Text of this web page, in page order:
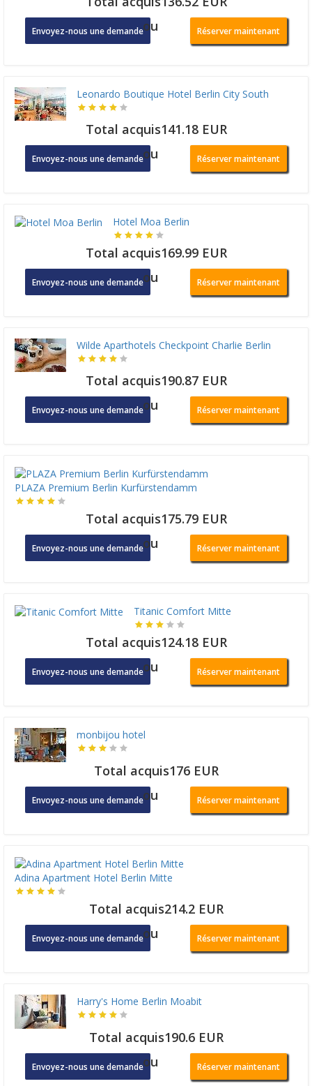
Envoyez-nous une demandeou Réserver maintenant
Leonardo Boutique Hotel Berlin City South
Total acquis141.18 EUR
Envoyez-nous une demandeou Réserver maintenant
Hotel Moa Berlin
Total acquis169.99 EUR
Envoyez-nous une demandeou Réserver maintenant
Wilde Aparthotels Checkpoint Charlie Berlin
Total acquis190.87 EUR
Envoyez-nous une demandeou Réserver maintenant
PLAZA Premium Berlin Kurfürstendamm
Total acquis175.79 EUR
Envoyez-nous une demandeou Réserver maintenant
Titanic Comfort Mitte
Total acquis124.18 EUR
Envoyez-nous une demandeou Réserver maintenant
monbijou hotel
Total acquis176 EUR
Envoyez-nous une demandeou Réserver maintenant
Adina Apartment Hotel Berlin Mitte
Total acquis214.2 EUR
Envoyez-nous une demandeou Réserver maintenant
Harry's Home Berlin Moabit
Total acquis190.6 EUR
Envoyez-nous une demandeou Réserver maintenant